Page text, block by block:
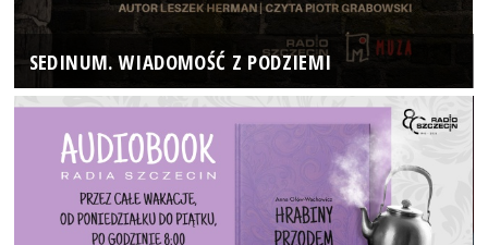
SEDINUM. WIADOMOŚĆ Z PODZIEMI